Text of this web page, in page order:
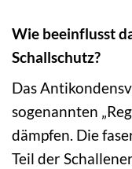
Wie beeinflusst
Schallschutz?
Das
sogenannten
dämpfen. Die
Teil der